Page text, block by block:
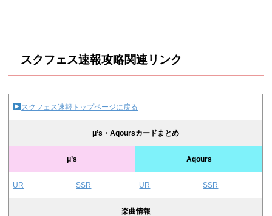
スクフェス速報攻略関連リンク
スクフェス速報トップページに戻る
μ’s・Aqoursカードまとめ
μ’s Aqours
UR SSR UR SSR
楽曲情報